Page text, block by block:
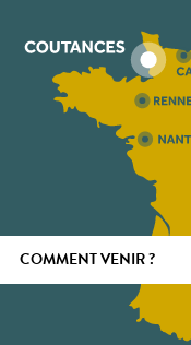
COMMENT VENIR ?